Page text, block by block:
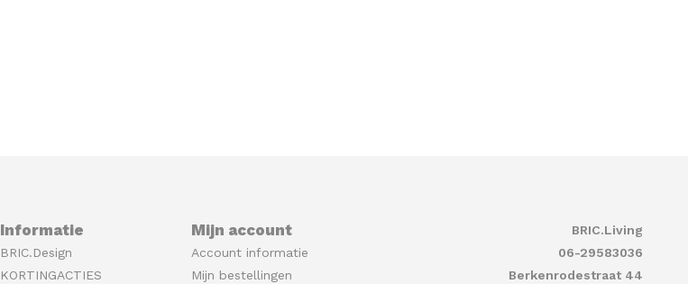
Informatie
BRIC.Design
KORTINGACTIES
Mijn account
Account informatie
Mijn bestellingen
BRIC.Living
06-29583036
Berkenrodestraat 44